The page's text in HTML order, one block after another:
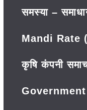
समस्या –
Mandi Rate
कृषि कंपनी
Government